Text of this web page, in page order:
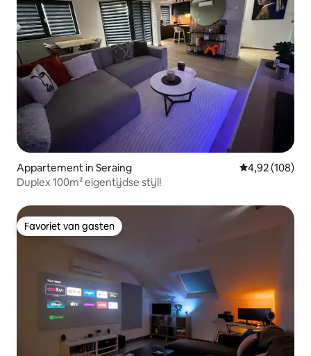
Appartement in Seraing Gemiddelde
4,92 (108)
Duplex 100m² eigentijdse stijl!
Favoriet van gasten
Favoriet van gasten